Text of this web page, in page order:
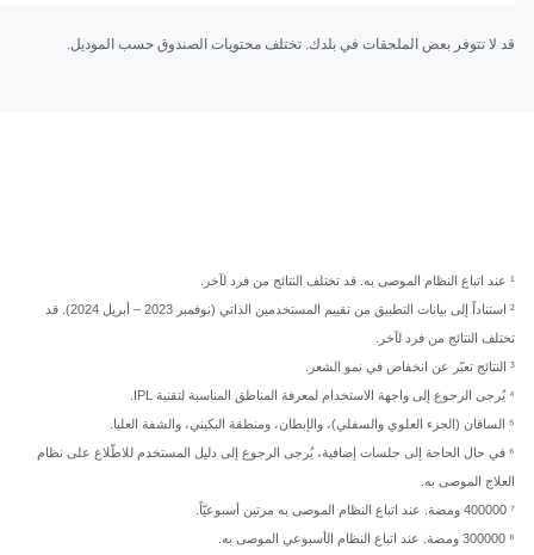
قد لا تتوفر بعض الملحقات في بلدك. تختلف محتويات الصندوق حسب الموديل.
¹ عند اتباع النظام الموصى به. قد تختلف النتائج من فرد لآخر.
² استناداً إلى بيانات التطبيق من تقييم المستخدمين الذاتي (نوفمبر 2023 – أبريل 2024). قد
تختلف النتائج من فرد لآخر.
³ النتائج تعبّر عن انخفاض في نمو الشعر.
⁴ يُرجى الرجوع إلى واجهة الاستخدام لمعرفة المناطق المناسبة لتقنية IPL.
⁵ الساقان (الجزء العلوي والسفلي)، والإبطان، ومنطقة البكيني، والشفة العليا.
⁶ في حال الحاجة إلى جلسات إضافية، يُرجى الرجوع إلى دليل المستخدم للاطّلاع على نظام
العلاج الموصى به.
⁷ 400000 ومضة. عند اتباع النظام الموصى به مرتين أسبوعيّاً.
⁸ 300000 ومضة. عند اتباع النظام الأسبوعي الموصى به.